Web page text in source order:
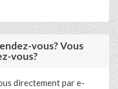
vous? Vous
vous?
directement par e-